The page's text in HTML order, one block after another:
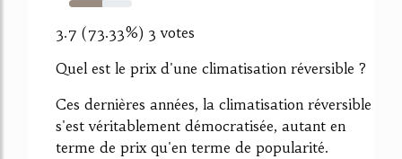
53%
3.7 (73.33%) 3 votes
Quel est le prix d'une climatisation réversible ?
Ces dernières années, la climatisation réversible
s'est véritablement démocratisée, autant en
terme de prix qu'en terme de popularité.